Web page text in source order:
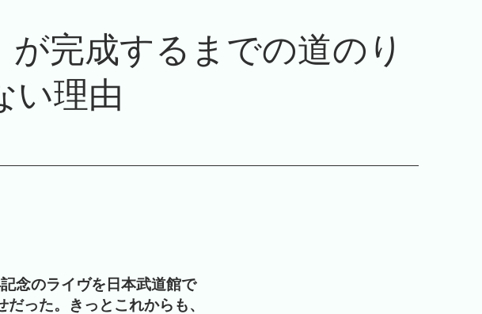
が完成するまでの道のり
い理由
念のライヴを日本武道館で
った。きっとこれからも、